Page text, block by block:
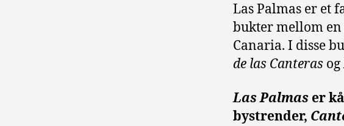
Las Palmas er et
bukter mellom en
Canaria. I disse
de las Canteras og
LasPalmas er
bystrender,